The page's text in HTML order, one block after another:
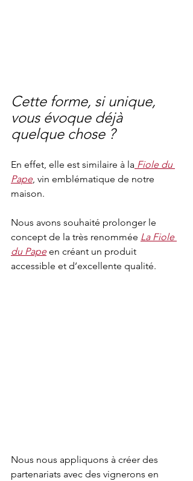
Cette forme, si unique,
vous évoque déjà
quelque chose ?
En effet, elle est similaire à la Fiole du
Pape, vin emblématique de notre
maison.
Nous avons souhaité prolonger le
concept de la très renommée La Fiole
du Pape en créant un produit
accessible et d’excellente qualité.
Nous nous appliquons à créer des
partenariats avec des vignerons en